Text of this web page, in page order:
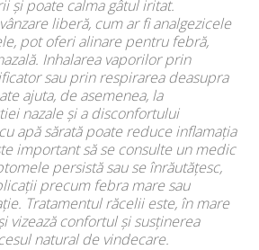
și poate calma gâtul iritat.
liberă, cum ar fi analgezicele
pot oferi alinare pentru febră,
Inhalarea vaporilor prin
sau prin respirarea deasupra
ajuta, de asemenea, la
nazale și a disconfortului
apă sărată poate reduce inflamația
important să se consulte un medic
persistă sau se înrăutățesc,
precum febra mare sau
Tratamentul răcelii este, în mare
vizează confortul și susținerea
natural de vindecare.